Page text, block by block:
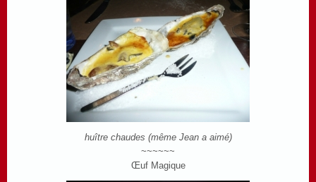
huître chaudes (même Jean a aimé)
~~~~~~
Œuf Magique